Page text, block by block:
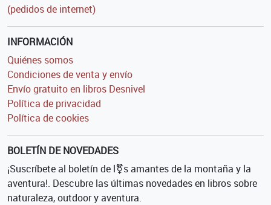
(pedidos de internet)
INFORMACIÓN
Quiénes somos
Condiciones de venta y envío
Envío gratuito en libros Desnivel
Política de privacidad
Política de cookies
BOLETÍN DE NOVEDADES
¡Suscríbete al boletín de l⚧s amantes de la montaña y la
aventura!. Descubre las últimas novedades en libros sobre
naturaleza, outdoor y aventura.